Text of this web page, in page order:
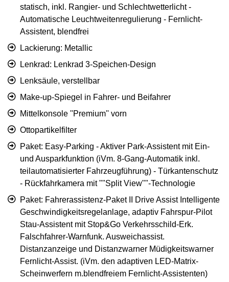
statisch, inkl. Rangier- und Schlechtwetterlicht -
Automatische Leuchtweitenregulierung - Fernlicht-
Assistent, blendfrei
Lackierung: Metallic
Lenkrad: Lenkrad 3-Speichen-Design
Lenksäule, verstellbar
Make-up-Spiegel in Fahrer- und Beifahrer
Mittelkonsole ''Premium'' vorn
Ottopartikelfilter
Paket: Easy-Parking - Aktiver Park-Assistent mit Ein-
und Ausparkfunktion (iVm. 8-Gang-Automatik inkl.
teilautomatisierter Fahrzeugführung) - Türkantenschutz
- Rückfahrkamera mit ""Split View""-Technologie
Paket: Fahrerassistenz-Paket II Drive Assist Intelligente
Geschwindigkeitsregelanlage, adaptiv Fahrspur-Pilot
Stau-Assistent mit Stop&Go Verkehrsschild-Erk.
Falschfahrer-Warnfunk. Ausweichassist.
Distanzanzeige und Distanzwarner Müdigkeitswarner
Fernlicht-Assist. (iVm. den adaptiven LED-Matrix-
Scheinwerfern m.blendfreiem Fernlicht-Assistenten)